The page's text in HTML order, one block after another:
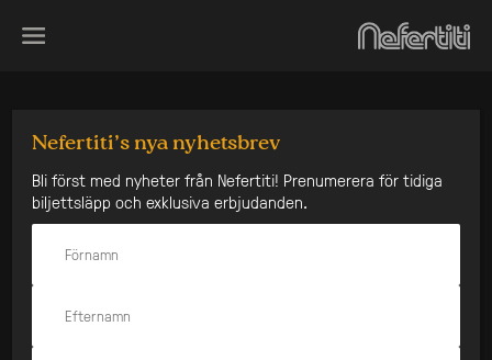
Bacao Rhythm &
Steel Band (DE)
Den här konserten har
redan varit
Nefertiti’s nya nyhetsbrev
Bli först med nyheter från Nefertiti! Prenumerera för tidiga
biljettsläpp och exklusiva erbjudanden.